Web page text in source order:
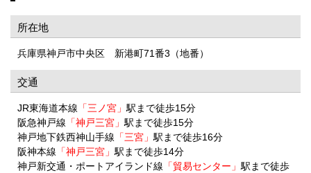
所在地
兵庫県神戸市中央区 新港町71番3（地番）
交通
JR東海道本線 「三ノ宮」駅まで徒歩15分
阪急神戸線 「神戸三宮」駅まで徒歩15分
神戸地下鉄西神山手線 「三宮」駅まで徒歩16分
阪神本線 「神戸三宮」駅まで徒歩14分
神戸新交通・ポートアイランド線 「貿易センター」駅まで徒歩